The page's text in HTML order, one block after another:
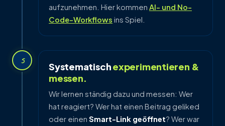
aufzunehmen. Hier kommen AI- und No-
Code-Workflows ins Spiel.
5 Systematischexperimentieren &
messen.
Wir lernen ständig dazu und messen: Wer
hat reagiert? Wer hat einen Beitrag geliked
oder einen Smart-Link geöffnet? Wer war